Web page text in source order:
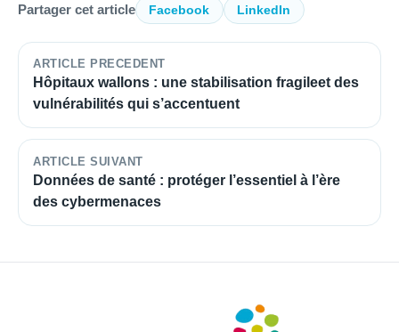
Partager cet article Facebook LinkedIn
ARTICLE PRECEDENT
Hôpitaux wallons : une stabilisation fragileet des
vulnérabilités qui s’accentuent
ARTICLE SUIVANT
Données de santé : protéger l’essentiel à l’ère
des cybermenaces